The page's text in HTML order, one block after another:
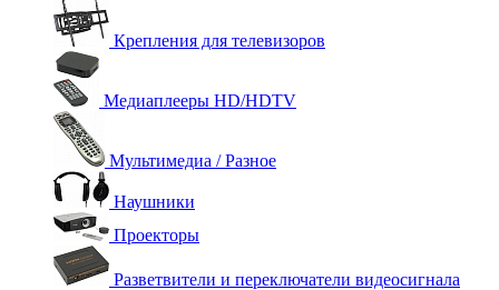
Крепления для телевизоров
Медиаплееры HD/HDTV
Мультимедиа / Разное
Наушники
Проекторы
Разветвители и переключатели видеосигнала